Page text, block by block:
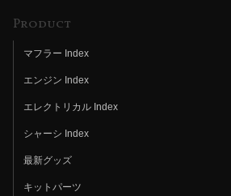
Product
マフラー Index
エンジン Index
エレクトリカル Index
シャーシ Index
最新グッズ
キットパーツ